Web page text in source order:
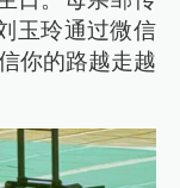
玉玲通过微信
你的路越走越